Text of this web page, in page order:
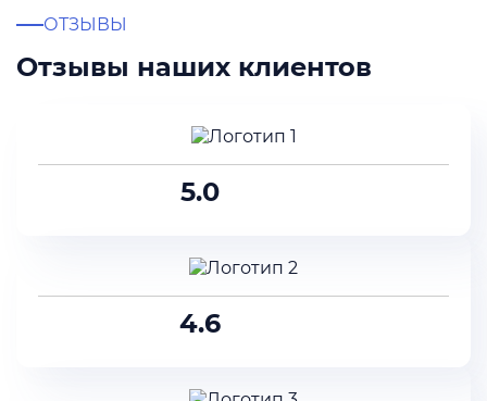
ОТЗЫВЫ
Отзывы наших клиентов
5.0
4.6